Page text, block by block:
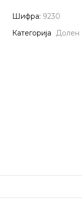
Шифра: 9230
Категорија